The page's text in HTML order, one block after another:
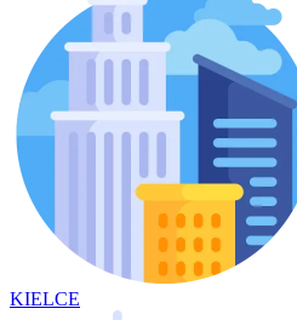
KIELCE